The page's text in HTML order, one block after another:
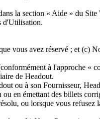
la section « Aide » du
d'Utilisation.
vous avez réservé ; et (c)
à l'approche «
de Headout.
ou à son Fournisseur,
en émettant des billets
ou lorsque vous refusez